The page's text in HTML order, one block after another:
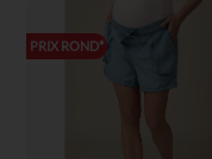
PRIX ROND*